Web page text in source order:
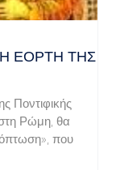
Η ΕΟΡΤΉ ΤΗΣ
Ποντιφικής
στη Ρώμη, θα
που